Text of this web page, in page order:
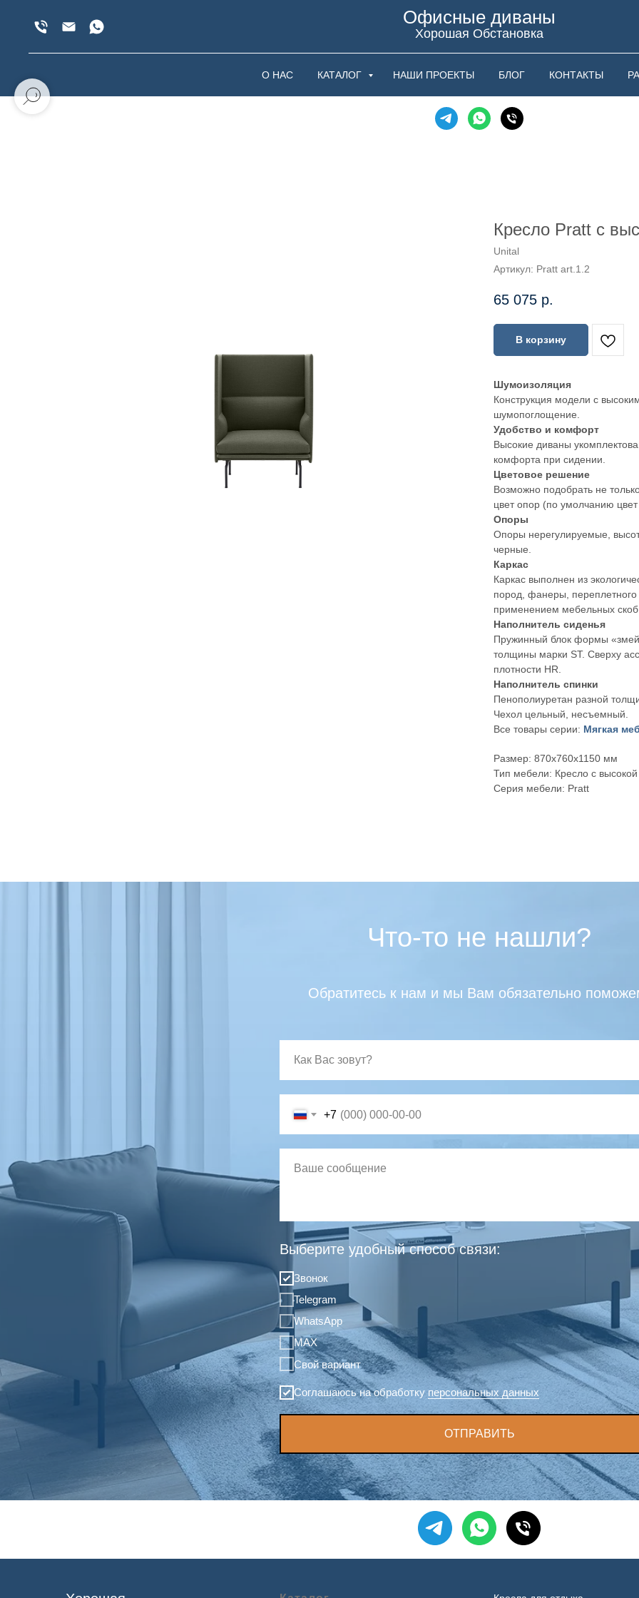
Офисные диваны
Хорошая Обстановка
О НАС КАТАЛОГ НАШИ ПРОЕКТЫ БЛОГ КОНТАКТЫ
Кресло Pratt с
Unital
Артикул: Pratt art.1.2
65 075 р.
В корзину
Шумоизоляция
Конструкция модели с
шумопоглощение.
Удобство и комфорт
Высокие диваны
комфорта при сидении.
Цветовое решение
Возможно подобрать не
цвет опор (по умолчанию
Опоры
Опоры нерегулируемые,
черные.
Каркас
Каркас выполнен из
пород, фанеры,
применением мебельных
Наполнитель сиденья
Пружинный блок формы
толщины марки ST. Сверху
плотности HR.
Наполнитель спинки
Пенополиуретан разной
Чехол цельный, несъемный.
Все товары серии: Мягкая
Размер: 870х760х1150 мм
Тип мебели: Кресло с высокой
Серия мебели: Pratt
Что-то не нашли?
Обратитесь к нам и мы Вам обязательно
+7
Выберите удобный способ связи:
Звонок
Telegram
WhatsApp
MAX
Свой вариант
Соглашаюсь на обработку персональных данных
ОТПРАВИТЬ